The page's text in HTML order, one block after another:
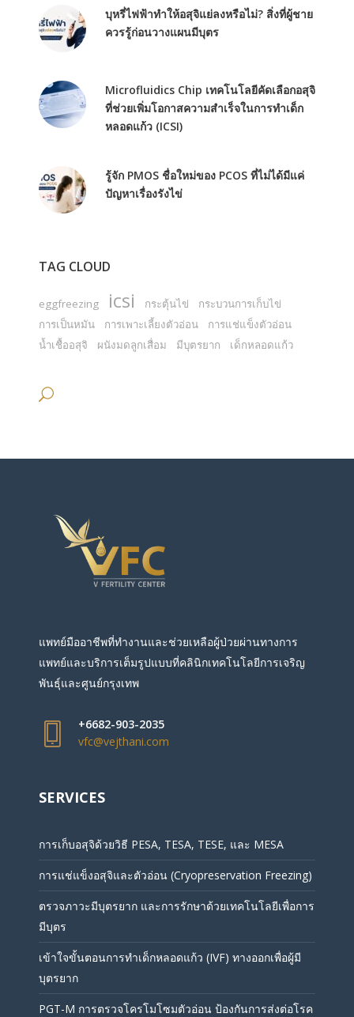
บุหรี่ไฟฟ้าทำให้อสุจิแย่ลงหรือไม่? สิ่งที่ผู้ชาย
ควรรู้ก่อนวางแผนมีบุตร
Microfluidics Chip เทคโนโลยีคัดเลือกอสุจิ
ที่ช่วยเพิ่มโอกาสความสำเร็จในการทำเด็ก
หลอดแก้ว (ICSI)
รู้จัก PMOS ชื่อใหม่ของ PCOS ที่ไม่ได้มีแค่
ปัญหาเรื่องรังไข่
TAG CLOUD
eggfreezing icsi กระตุ้นไข่
กระบวนการเก็บไข่
การเป็นหมัน
การเพาะเลี้ยงตัวอ่อน
การแช่แข็งตัวอ่อน
น้ำเชื้ออสุจิ
ผนังมดลูกเสื่อม มีบุตรยาก เด็กหลอดแก้ว
แพทย์มืออาชีพที่ทำงานและช่วยเหลือผู้ป่วยผ่านทางการ
แพทย์และบริการเต็มรูปแบบที่คลินิกเทคโนโลยีการเจริญ
พันธุ์และศูนย์กรุงเทพ
+6682-903-2035
vfc@vejthani.com
SERVICES
การเก็บอสุจิด้วยวิธี PESA, TESA, TESE, และ MESA
การแช่แข็งอสุจิและตัวอ่อน (Cryopreservation Freezing)
ตรวจภาวะมีบุตรยาก และการรักษาด้วยเทคโนโลยีเพื่อการ
มีบุตร
เข้าใจขั้นตอนการทำเด็กหลอดแก้ว (IVF) ทางออกเพื่อผู้มี
บุตรยาก
PGT-M การตรวจโครโมโซมตัวอ่อน ป้องกันการส่งต่อโรค